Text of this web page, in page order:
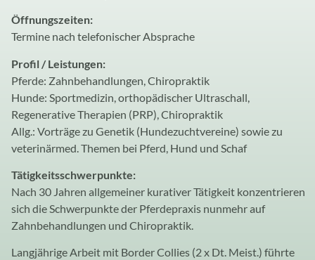
Öffnungszeiten:
Termine nach telefonischer Absprache
Profil / Leistungen:
Pferde: Zahnbehandlungen, Chiropraktik
Hunde: Sportmedizin, orthopädischer Ultraschall,
Regenerative Therapien (PRP), Chiropraktik
Allg.: Vorträge zu Genetik (Hundezuchtvereine) sowie zu
veterinärmed. Themen bei Pferd, Hund und Schaf
Tätigkeitsschwerpunkte:
Nach 30 Jahren allgemeiner kurativer Tätigkeit konzentrieren
sich die Schwerpunkte der Pferdepraxis nunmehr auf
Zahnbehandlungen und Chiropraktik.
Langjährige Arbeit mit Border Collies (2 x Dt. Meist.) führte